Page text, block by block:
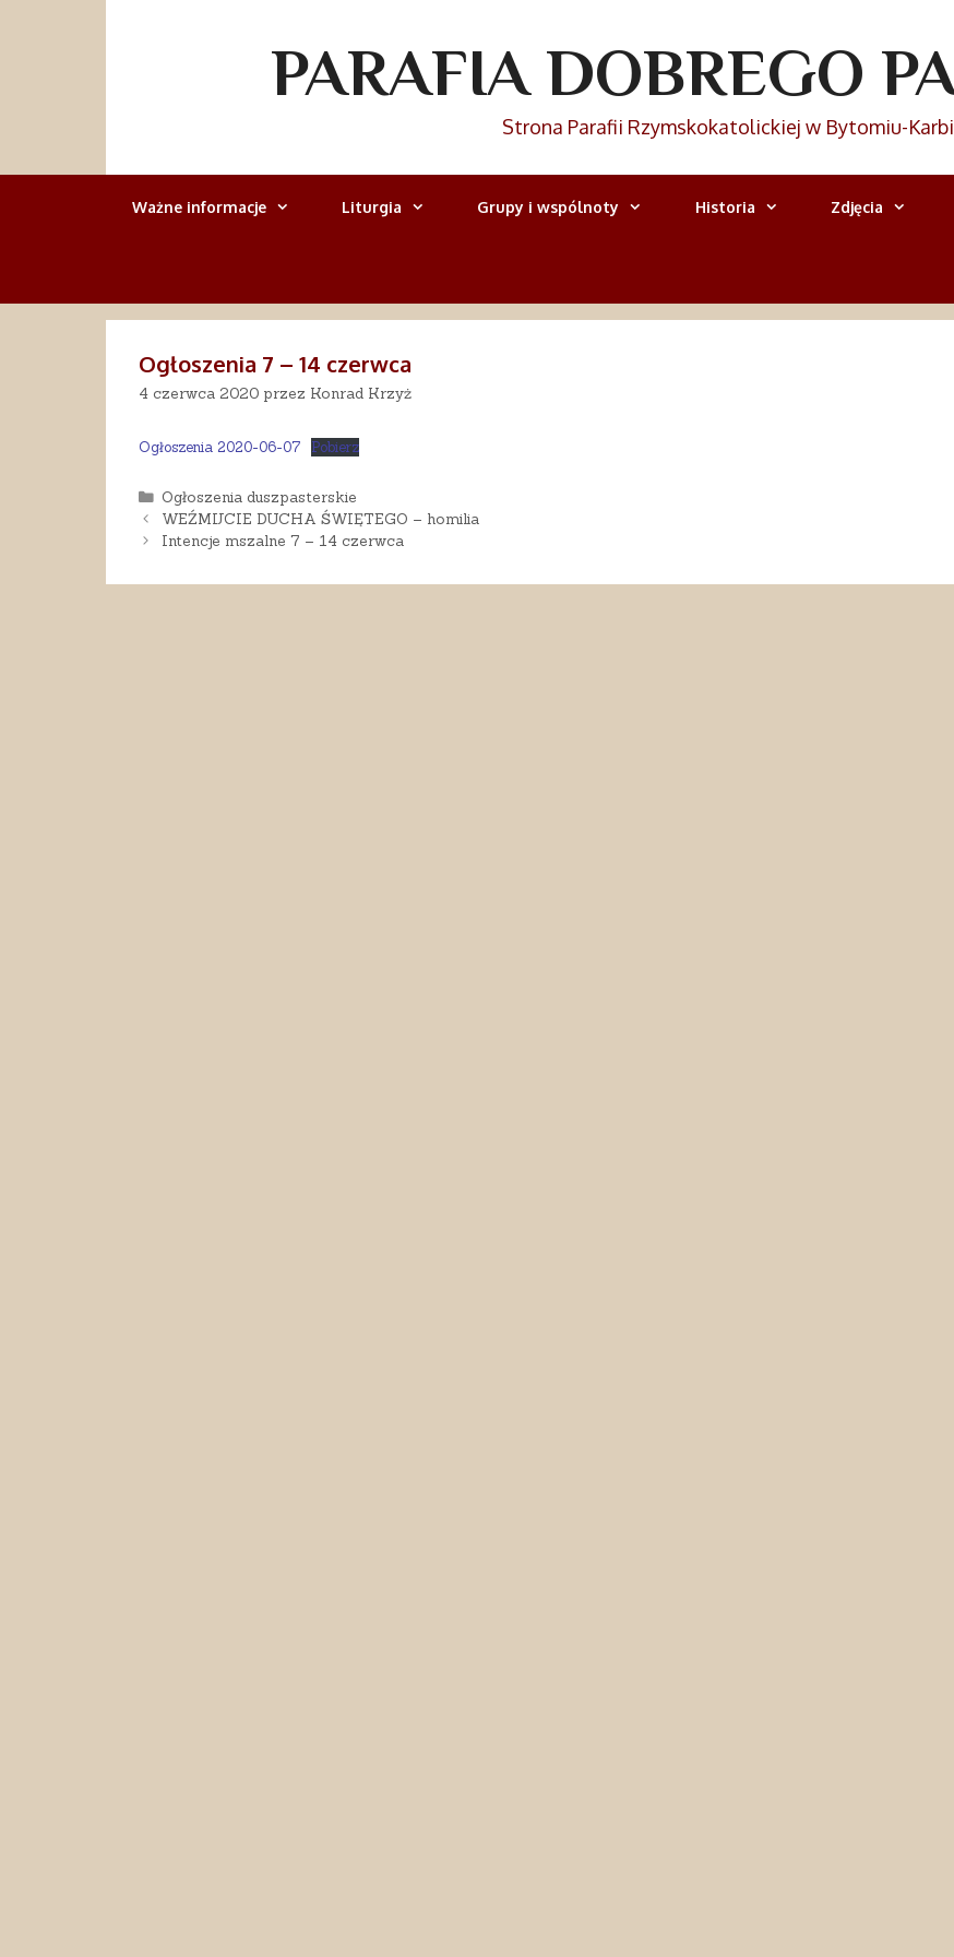
PARAFIA DOBREGO
Strona Parafii Rzymskokatolickiej w Bytomiu-
Ważne informacje Liturgia Grupy i wspólnoty Historia Zdjęcia
Ogłoszenia 7 – 14 czerwca
4 czerwca 2020 przez Konrad Krzyż
Ogłoszenia 2020-06-07 Pobierz
Kategorie
Ogłoszenia duszpasterskie
WEŹMIJCIE DUCHA ŚWIĘTEGO – homilia
Intencje mszalne 7 – 14 czerwca